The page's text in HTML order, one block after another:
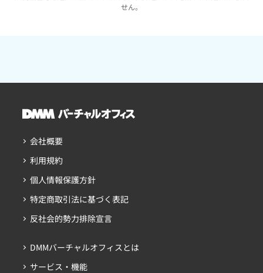
せん。
会社概要
利用規約
個人情報保護方針
特定商取引法に基づく表記
反社会的勢力排除宣言
DMMバーチャルオフィスとは
サービス・機能